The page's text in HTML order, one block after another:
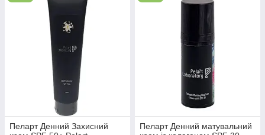
Пеларт Денний Захисний
Пеларт Денний матувальний